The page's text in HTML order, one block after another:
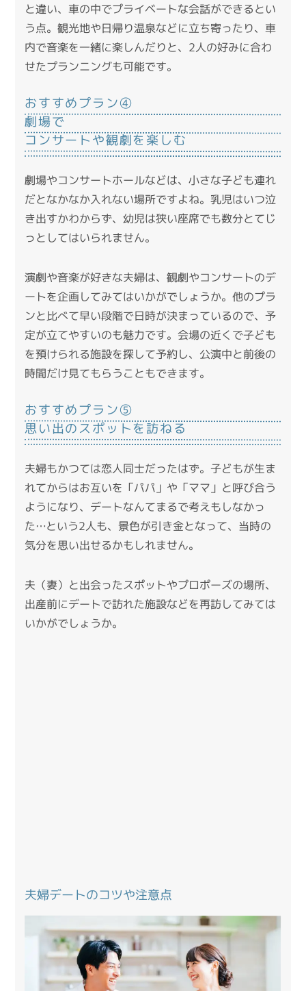
と違い、車の中でプライベートな会話ができるとい
う点。観光地や日帰り温泉などに立ち寄ったり、車
内で音楽を一緒に楽しんだりと、2人の好みに合わ
せたプランニングも可能です。
おすすめプラン④
劇場で
コンサートや観劇を楽しむ
劇場やコンサートホールなどは、小さな子ども連れ
だとなかなか入れない場所ですよね。乳児はいつ泣
き出すかわからず、幼児は狭い座席でも数分とてじ
っとしてはいられません。
演劇や音楽が好きな夫婦は、観劇やコンサートのデ
ートを企画してみてはいかがでしょうか。他のプラ
ンと比べて早い段階で日時が決まっているので、予
定が立てやすいのも魅力です。会場の近くで子ども
を預けられる施設を探して予約し、公演中と前後の
時間だけ見てもらうこともできます。
おすすめプラン⑤
思い出のスポットを訪ねる
夫婦もかつては恋人同士だったはず。子どもが生ま
れてからはお互いを「パパ」や「ママ」と呼び合う
ようになり、デートなんてまるで考えもしなかっ
た…という2人も、景色が引き金となって、当時の
気分を思い出せるかもしれません。
夫（妻）と出会ったスポットやプロポーズの場所、
出産前にデートで訪れた施設などを再訪してみては
いかがでしょうか。
夫婦デートのコツや注意点